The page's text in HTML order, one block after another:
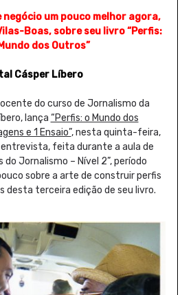
negócio um pouco melhor agora,
Boas, sobre seu livro “Perfis:
dos Outros”
Cásper Líbero
do curso de Jornalismo da
lança “Perfis: o Mundo dos
e 1 Ensaio”, nesta quinta-feira,
feita durante a aula de
do Jornalismo – Nível 2”, período
sobre a arte de construir perfis
desta terceira edição de seu livro.